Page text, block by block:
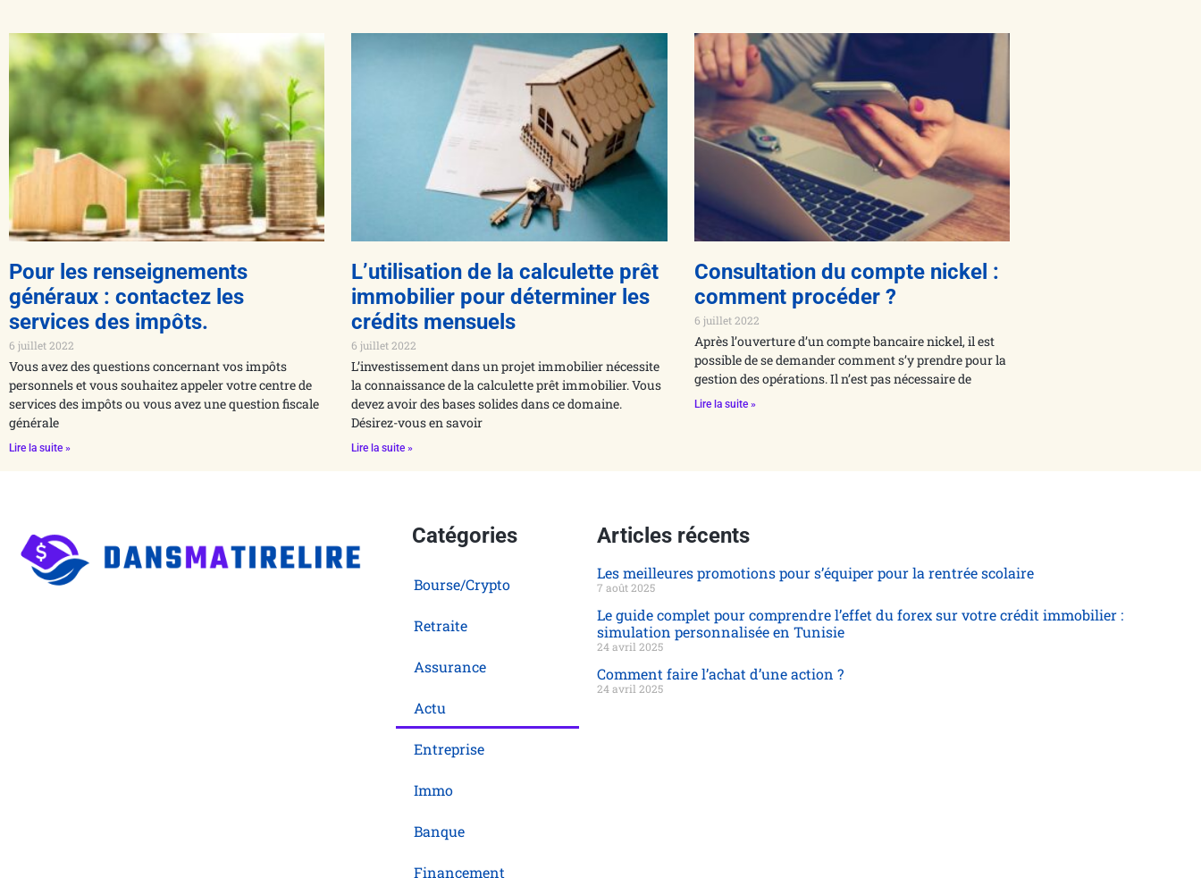
Pour les renseignements
généraux : contactez les
services des impôts.
6 juillet 2022
Vous avez des questions concernant vos impôts
personnels et vous souhaitez appeler votre centre de
services des impôts ou vous avez une question fiscale
générale
Lire la suite »
L’utilisation de la calculette prêt
immobilier pour déterminer les
crédits mensuels
6 juillet 2022
L’investissement dans un projet immobilier nécessite
la connaissance de la calculette prêt immobilier. Vous
devez avoir des bases solides dans ce domaine.
Désirez-vous en savoir
Lire la suite »
Consultation du compte nickel :
comment procéder ?
6 juillet 2022
Après l’ouverture d’un compte bancaire nickel, il est
possible de se demander comment s’y prendre pour la
gestion des opérations. Il n’est pas nécessaire de
Lire la suite »
Catégories
Bourse/Crypto
Retraite
Assurance
Actu
Entreprise
Immo
Banque
Financement
Articles récents
Les meilleures promotions pour s’équiper pour la rentrée scolaire
7 août 2025
Le guide complet pour comprendre l’effet du forex sur votre crédit immobilier :
simulation personnalisée en Tunisie
24 avril 2025
Comment faire l’achat d’une action ?
24 avril 2025